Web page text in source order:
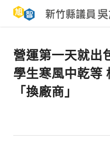
main
營運第一天就出
學生寒風中乾等
「換廠商」